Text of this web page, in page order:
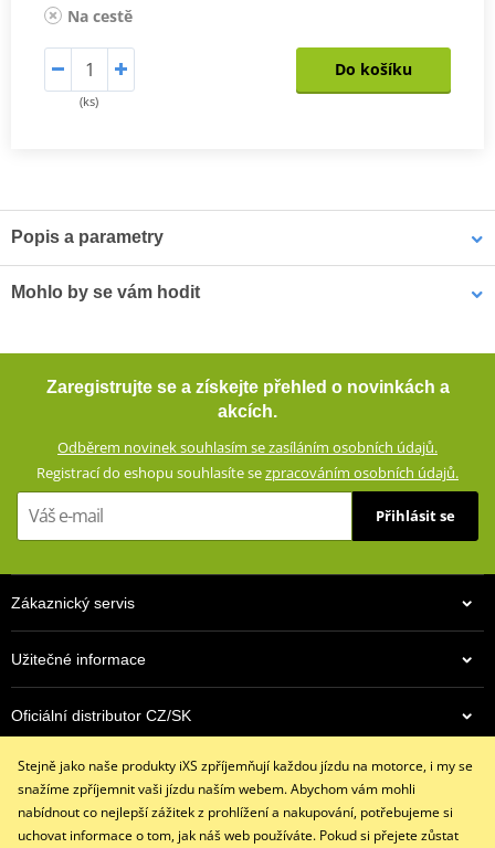
Na cestě
(ks)
Do košíku
Popis a parametry
Klimatická membrána GERMATEX® Z-Liner (voděodolná,
větruodolná, prodyšná)
Výškově nastavitelné chrániče loktů a ramen (CE certifikované,
Oblasti náchylné při pádu zesílené nylonovým dobby
materiálem
Ventilační systém AirVent vpředu, vzadu a na koncích rukávů
Elastické nastavení šířky v pase
Konce rukávů se dvěma suchými zipy a obousměrným zipem
(ventilace)
Velký strečový panel na boku trupu (připraveno pro airbag)
Dvojité přední kapsy (jedna voděodolná, magnetické klopy)
Krátký (20 cm) a dlouhý (70 cm) spojovací zip YKK® 8VS
Konstrukce testována podle normy EN17092-3:2020 (AA)
PDF size chart GMS
PDF GMS SIZE
PDF GMS SIZES
Mohlo by se vám hodit
Zaregistrujte se a získejte přehled o novinkách a
akcích.
Odběrem novinek souhlasím se zasíláním osobních údajů.
Registrací do eshopu souhlasíte sezpracováním osobních údajů.
Přihlásit se
Zákaznický servis
Užitečné informace
Oficiální distributor CZ/SK
Kontaktujte nás
info@ixs-motopoint.cz
Stejně jako naše produkty iXS zpříjemňují každou jízdu na motorce, i my se
snažíme zpříjemnit vaši jízdu naším webem. Abychom vám mohli
nabídnout co nejlepší zážitek z prohlížení a nakupování, potřebujeme si
uchovat informace o tom, jak náš web používáte. Pokud si přejete zůstat